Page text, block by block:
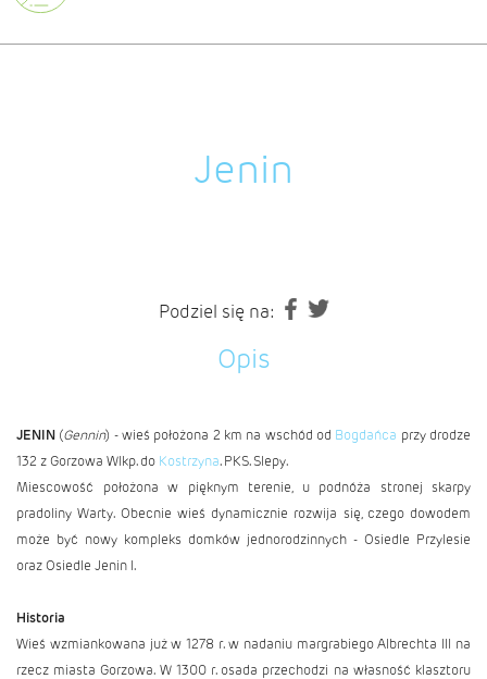
Jenin
Podziel się na:
Opis
JENIN (Gennin) - wieś położona 2 km na wschód od Bogdańca przy drodze
132 z Gorzowa Wlkp. do Kostrzyna. PKS. Slepy.
Miescowość położona w pięknym terenie, u podnóża stronej skarpy
pradoliny Warty. Obecnie wieś dynamicznie rozwija się, czego dowodem
może być nowy kompleks domków jednorodzinnych - Osiedle Przylesie
oraz Osiedle Jenin I.
Historia
Wieś wzmiankowana już w 1278 r. w nadaniu margrabiego Albrechta III na
rzecz miasta Gorzowa. W 1300 r. osada przechodzi na własność klasztoru